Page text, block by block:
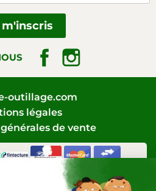
Facebook
outillage.com
légales
de vente